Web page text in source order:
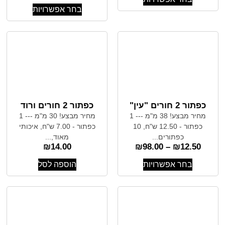
בחר אפשרויות
כפתור 2 חורים "עין"
מחיר מבצע! 38 מ"מ --- 1
כפתור - 12.50 ש"ח, 10
כפתורים...
₪12.50
–
₪98.00
בחר אפשרויות
כפתור 2 חורים ורוד
מחיר מבצע! 30 מ"מ --- 1
כפתור - 7.00 ש"ח, איכותי
מאוד,...
₪14.00
הוספה לסל